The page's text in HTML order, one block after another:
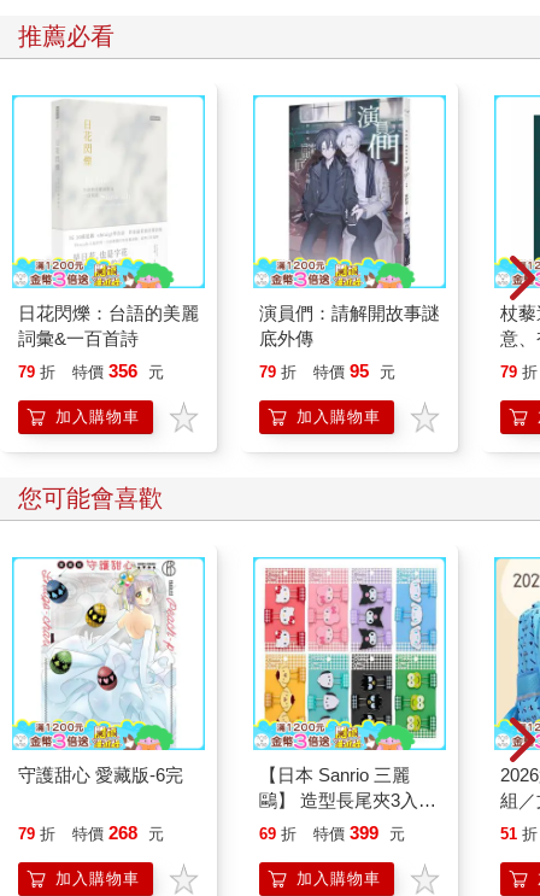
「因為太突然了，我超驚訝。」
其實那件事根本無法用這一句話道盡。
「你和山田常見面嗎？」
「我和他高中也讀同一所學校，但是在上了大學之後，幾乎就疏
遠了。」
「我在國中畢業之後，可能就沒再見過他。不對，我有一次曾經
在路上遇到他，他和女朋友在一起，我們只是用眼神打了一下招
「這就是妳最後一次見到山田。」
完全沒想到他竟然自殺了。我在內心嘀咕這句話時，就有一種莫
名的情緒湧上心頭。同世代的人基於自己的意志結束生命這個事
實，也許對二十二歲的我造成的震撼比我想像中更劇烈。所以，
這三個月期間，我反而不願正視這件事。而且，我是因為接到家
裡的電話，得知山田自殺的消息，而且是我媽接到電話，所以我
至今沒有和任何人談過這件事。成哉是第一個和我談論山田的
人。
「我聽到消息時也超受打擊，完全沒想到他竟然會自殺。我去了
後悔，為什麼沒有好好看躺在棺材中的他一眼。」
成哉順手用毛巾擦著眼角，我不知道他擦的是汗水還是淚水。
「雖然我也收到了守靈夜的通知，但最後還是無法參加。因為剛
好是我公司入職典禮的前一天，沒辦法趕回來，所以我打算這次
回來參加告別式。」
山田在即將踏入社會的幾天前自殺身亡。其實如果我有意願，完
全可以趕回來參加守靈夜和葬禮，我只是覺得很麻煩，而且也沒
有像樣的喪服，又不想臨時去買便宜貨的喪服湊合。
「想當初，我們曾經那麼要好。」
成哉小聲地說，似乎看透了我的心思。
「是啊，我也覺得自己很薄情寡義，很討厭這樣的自己。」
應該沒有人會想到，七年後，玩在一起的成員中的某個人會離開
推薦必看
日花閃爍：台語的美麗
詞彙&一百首詩
79 折 特價 356 元
加入購物車
演員們：請解開故事謎
底外傳
79 折 特價 95 元
加入購物車
杖
意
恭
79 折
您可能會喜歡
守護甜心 愛藏版-6完
79 折 特價 268 元
加入購物車
【日本 Sanrio 三麗
鷗】 造型長尾夾3入組
(8款可選) 凱蒂貓 Hello
企鵝
69 折 特價 399 元
加入購物車
組
51 折